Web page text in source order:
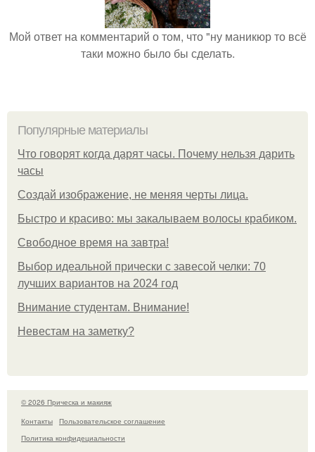
Мой ответ на комментарий о том, что "ну маникюр то всё
таки можно было бы сделать.
Популярные материалы
Что говорят когда дарят часы. Почему нельзя дарить
часы
Создай изображение, не меняя черты лица.
Быстро и красиво: мы закалываем волосы крабиком.
Свободное время на завтра!
Выбор идеальной прически с завесой челки: 70
лучших вариантов на 2024 год
Внимание студентам. Внимание!
Невестам на заметку?
© 2026 Прическа и макияж
Контакты
Пользовательское соглашение
Политика конфидециальности